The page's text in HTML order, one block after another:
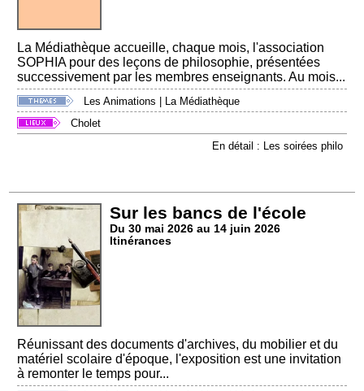
La Médiathèque accueille, chaque mois, l'association
SOPHIA pour des leçons de philosophie, présentées
successivement par les membres enseignants. Au mois...
Les Animations | La Médiathèque
Cholet
En détail : Les soirées philo
Sur les bancs de l'école
Du 30 mai 2026 au 14 juin 2026
Itinérances
Réunissant des documents d'archives, du mobilier et du
matériel scolaire d'époque, l'exposition est une invitation
à remonter le temps pour...